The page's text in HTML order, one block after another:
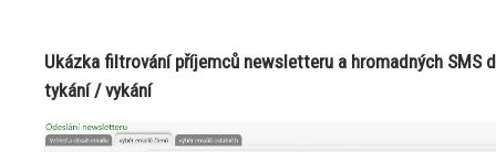
Ukázka filtrování příjemců newsletteru a hromadných SMS
tykání / vykání